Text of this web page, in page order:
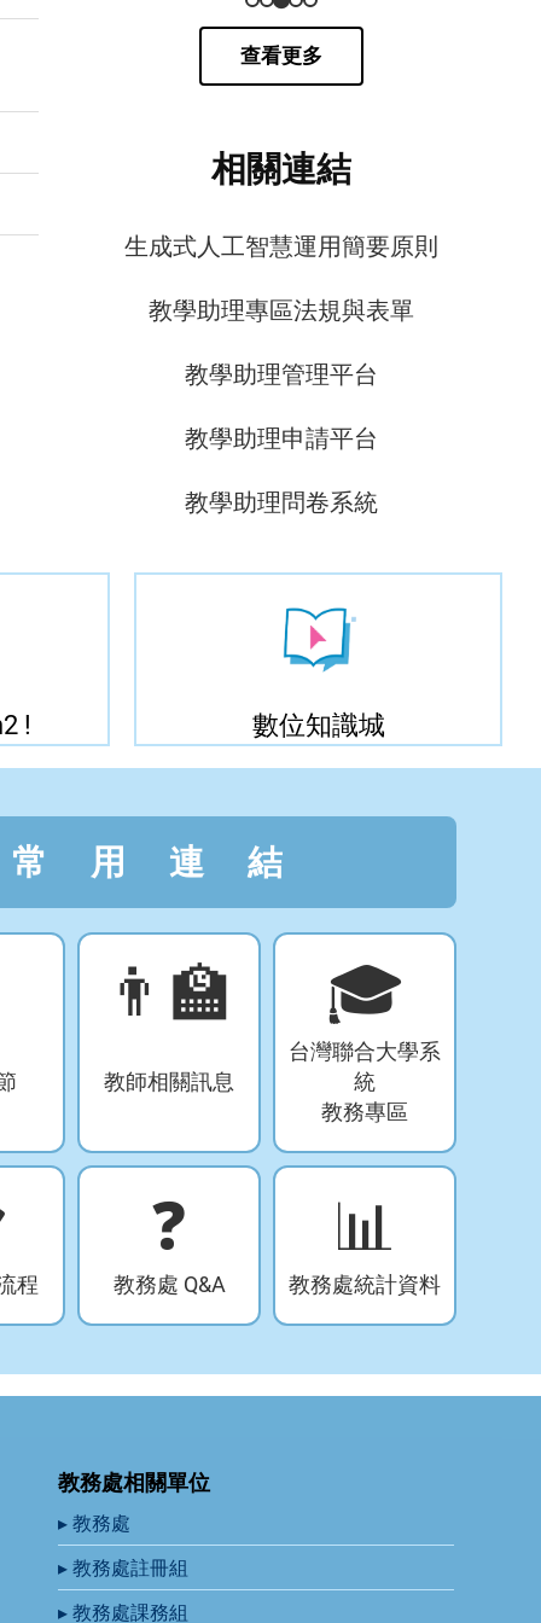
查看更多
相關連結
生成式人工智慧運用簡要原則
教學助理專區法規與表單
教學助理管理平台
教學助理申請平台
教學助理問卷系統
! 數位知識城
常用連結
👨‍🏫
教師相關訊息
🎓
台灣聯合大學系
統
教務專區
程
❓
教務處 Q&A
📊
教務處統計資料
教務處相關單位
▸ 教務處
▸ 教務處註冊組
▸ 教務處課務組